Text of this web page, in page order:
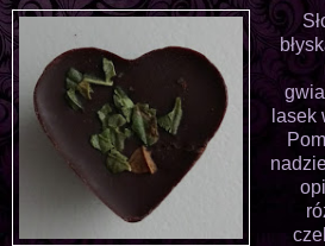
lasek